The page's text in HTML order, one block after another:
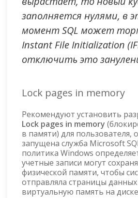
заполняется нулями, в
момент SQL может
Instant File Initialization
отключить это
Lock pages in memory
Рекомендуют установить
Lock pages in memory
в памяти) для пользователя,
запущена служба Microsoft
политика Windows
учетные записи могут
физической памяти, чтобы
отправляла страницы
виртуальную память на